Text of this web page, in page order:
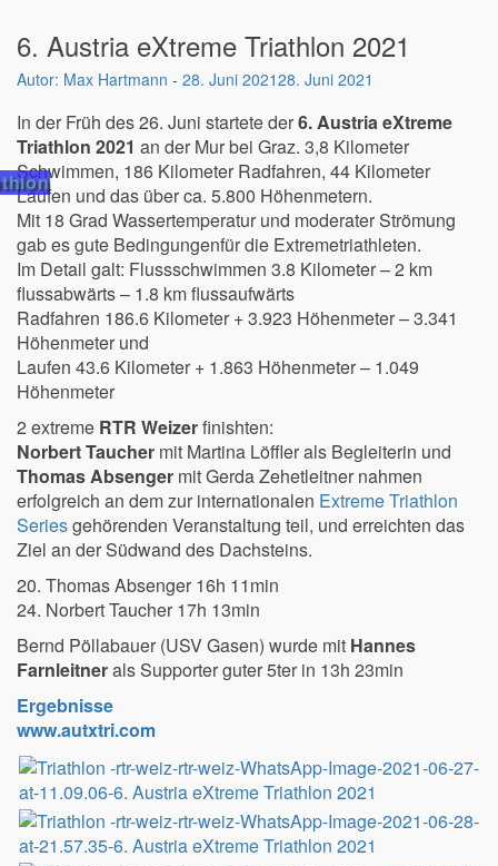
6. Austria eXtreme Triathlon 2021
Max Hartmann - 28. Juni 202128. Juni 2021
In der Früh des 26. Juni startete der6. Austria eXtreme
Triathlon 2021 an der Mur bei Graz. 3,8 Kilometer
Schwimmen, 186 Kilometer Radfahren, 44 Kilometer
Laufen und das über ca. 5.800 Höhenmetern.
Mit 18 Grad Wassertemperatur und moderater Strömung
gab es gute Bedingungenfür die Extremetriathleten.
Im Detail galt: Flussschwimmen 3.8 Kilometer – 2 km
flussabwärts – 1.8 km flussaufwärts
Radfahren 186.6 Kilometer + 3.923 Höhenmeter – 3.341
Höhenmeter und
Laufen 43.6 Kilometer + 1.863 Höhenmeter – 1.049
Höhenmeter
2 extreme RTR Weizerfinishten:
Norbert Taucher mit Martina Löffler als Begleiterin und
Thomas Absenger mit Gerda Zehetleitner nahmen
erfolgreich an dem zur internationalen Extreme Triathlon
Seriesgehörenden Veranstaltung teil, und erreichten das
Ziel an der Südwand des Dachsteins.
20. Thomas Absenger 16h 11min
24. Norbert Taucher 17h 13min
Bernd Pöllabauer (USV Gasen) wurde mit Hannes
Farnleitnerals Supporter guter 5ter in 13h 23min
Ergebnisse
www.autxtri.com